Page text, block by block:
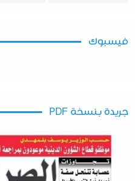
فيسبوك
جريدة بنسخة PDF